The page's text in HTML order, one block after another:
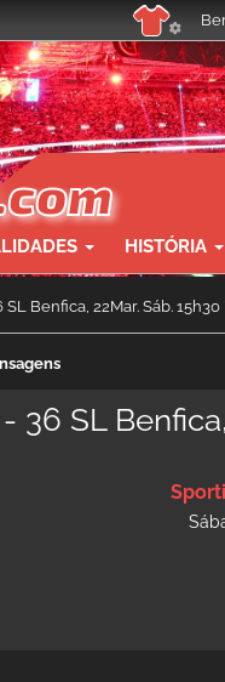
HISTÓRIA
Benfica, 22Mar. Sáb.
36 SL